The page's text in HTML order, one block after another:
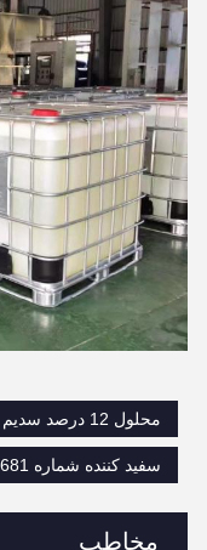
مخاطب
محلول 12 درصد سدیم هیپوکلریت
سفید کننده شماره 7681 52 9